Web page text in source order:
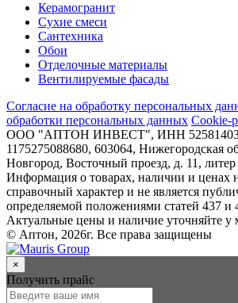
Керамогранит
Сухие смеси
Сантехника
Обои
Отделочные материалы
Вентилируемые фасады
Согласие на обработку персональных
обработки персональных данных Cookie-
ООО "АПТОН ИНВЕСТ", ИНН
1175275088680, 603064, Нижегородская
Новгород, Восточный проезд, д. 11,
Информация о товарах, наличии и ценах
справочный характер и не является
определяемой положениями статей 437
Актуальные цены и наличие уточняйте у
© Аптон, 2026г. Все права защищены
×
Получить прайс